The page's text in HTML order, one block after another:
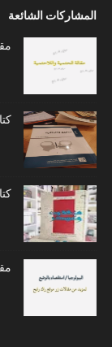
المشاركات الشائعة